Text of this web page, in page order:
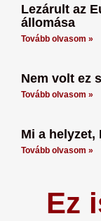
Lezárult az
állomása
Tovább olvasom »
Nem volt ez
Tovább olvasom »
Mi a helyzet,
Tovább olvasom »
Ez